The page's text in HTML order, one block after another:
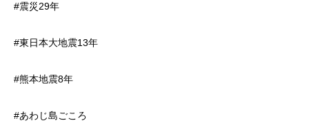
#震災29年
#東日本大地震13年
#熊本地震8年
#あわじ島ごころ